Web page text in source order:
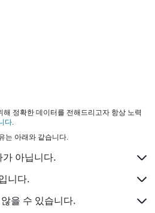
정확한 데이터를 전해드리고자 항상 노력
다.
는 아래와 같습니다.
가 아닙니다.
니다.
을 수 있습니다.